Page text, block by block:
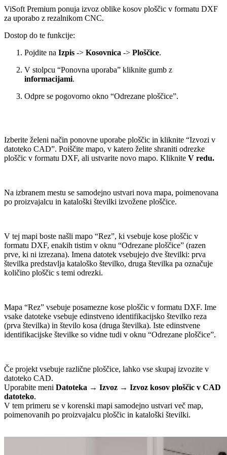
ViSoft Premium ponuja izvoz oblike kosov ploščic v formatu DXF
za uporabo z rezalnikom CNC.
Dostop do te funkcije:
Pojdite na Izpis -> Kosovnica -> Ploščice.
V stolpcu “Ponovna uporaba” kliknite gumb z
informacijami.
Odpre se pogovorno okno “Odrezane ploščice”.
Izberite želeni način ponovne uporabe ploščic in kliknite “Izvozi v
datoteko CAD”. Poiščite mapo, v katero želite shraniti odrezke
ploščic v formatu DXF, ali ustvarite novo mapo. Kliknite V redu.
Na izbranem mestu se samodejno ustvari nova mapa, poimenovana
po proizvajalcu in kataloški številki izvožene ploščice.
V tej mapi boste našli mapo “Rez”, ki vsebuje kose ploščic v
formatu DXF, enakih tistim v oknu “Odrezane ploščice” (razen
prve, ki ni izrezana). Imena datotek vsebujejo dve številki: prva
številka predstavlja kataloško številko, druga številka pa označuje
količino ploščic s temi odrezki.
Mapa “Rez” vsebuje posamezne kose ploščic v formatu DXF. Ime
vsake datoteke vsebuje edinstveno identifikacijsko številko reza
(prva številka) in število kosa (druga številka). Iste edinstvene
identifikacijske številke so vidne tudi v oknu “Odrezane ploščice”.
Če projekt vsebuje različne ploščice, lahko vse skupaj izvozite v
datoteko CAD.
Uporabite meni Datoteka → Izvoz → Izvoz kosov ploščic v CAD
datoteko.
V tem primeru se v korenski mapi samodejno ustvari več map,
poimenovanih po proizvajalcu ploščic in kataloški številki.